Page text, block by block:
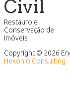
Civil
Restauro e
Conservação de
Imóveis
Copyright © 2026
Hexónio Consulting